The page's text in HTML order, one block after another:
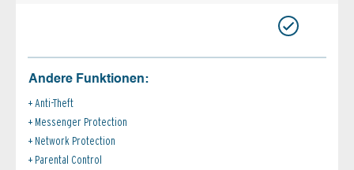
Andere Funktionen:
Anti-Theft
Messenger Protection
Network Protection
Parental Control